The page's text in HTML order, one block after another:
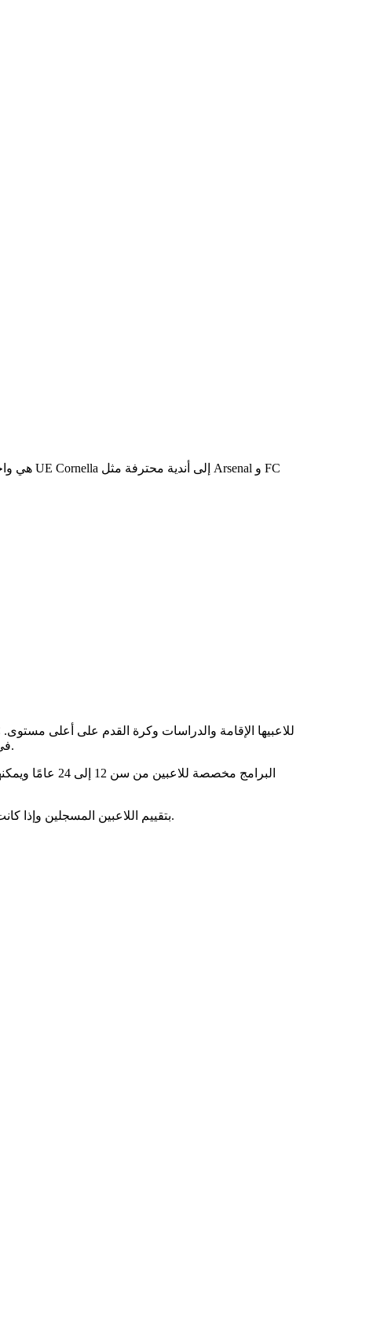
يقع مقر WOSPAC في برشلونة ، إسبانيا ، ولديه جهات اتصال لمساعدة لاعبي كرة القدم على اللعب لفرق من جميع المستويات في برشلونة.
التسجيل في WOSPAC TRYOUTS مفتوح ، انضم إلينا. سيقوم مدربي WOSPAC بتقييم اللاعبين المسجلين وإذا كانت لديك الموهبة يمكنك الانضمام إلى برامجنا في برشلونة.